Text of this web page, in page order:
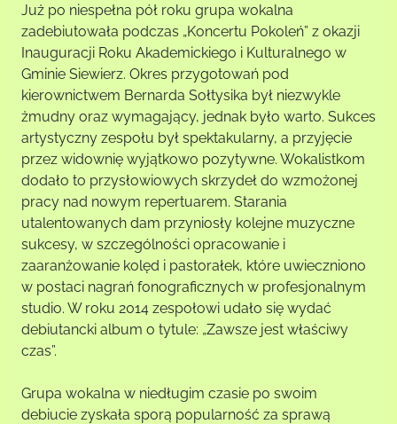
Już po niespełna pół roku grupa wokalna
zadebiutowała podczas „Koncertu Pokoleń” z okazji
Inauguracji Roku Akademickiego i Kulturalnego w
Gminie Siewierz. Okres przygotowań pod
kierownictwem Bernarda Sołtysika był niezwykle
żmudny oraz wymagający, jednak było warto. Sukces
artystyczny zespołu był spektakularny, a przyjęcie
przez widownię wyjątkowo pozytywne. Wokalistkom
dodało to przysłowiowych skrzydeł do wzmożonej
pracy nad nowym repertuarem. Starania
utalentowanych dam przyniosły kolejne muzyczne
sukcesy, w szczególności opracowanie i
zaaranżowanie kolęd i pastorałek, które uwieczniono
w postaci nagrań fonograficznych w profesjonalnym
studio. W roku 2014 zespołowi udało się wydać
debiutancki album o tytule: „Zawsze jest właściwy
czas”.
Grupa wokalna w niedługim czasie po swoim
debiucie zyskała sporą popularność za sprawą